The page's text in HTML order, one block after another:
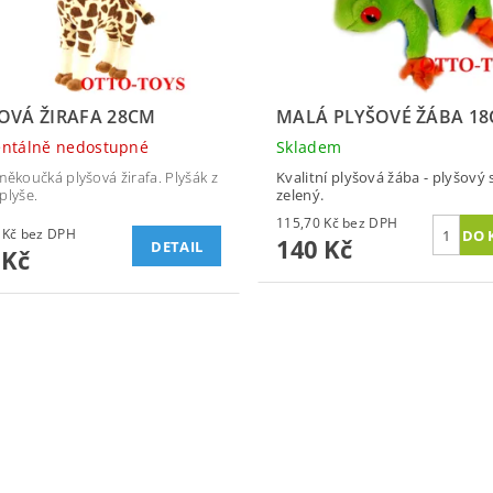
ŽIRAFA 28CM
nedostupné
plyšová žirafa. Plyšák z
152,89 Kč bez DPH
DETAIL
MALÁ PLYŠOVÉ ŽÁBA
Skladem
Kvalitní plyšová žába - plyšový
zelený.
115,70 Kč bez DPH
140 Kč